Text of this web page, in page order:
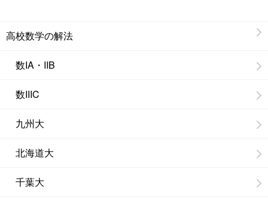
高校数学の解法
数IA・IIB
数IIIC
九州大
北海道大
千葉大